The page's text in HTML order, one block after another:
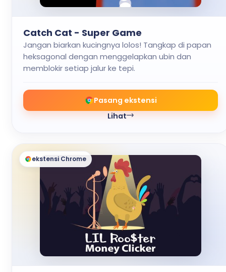
Catch Cat - Super Game
Jangan biarkan kucingnya lolos! Tangkap di papan
heksagonal dengan menggelapkan ubin dan
memblokir setiap jalur ke tepi.
Pasang ekstensi
Lihat
ekstensi Chrome